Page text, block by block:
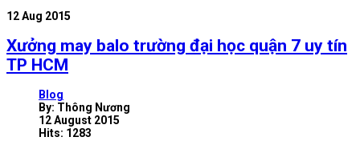
12Aug 2015
Xưởng may balo trường đại học quận 7 uy tín
TP HCM
Blog
By: Thông Nương
12 August 2015
Hits: 1283